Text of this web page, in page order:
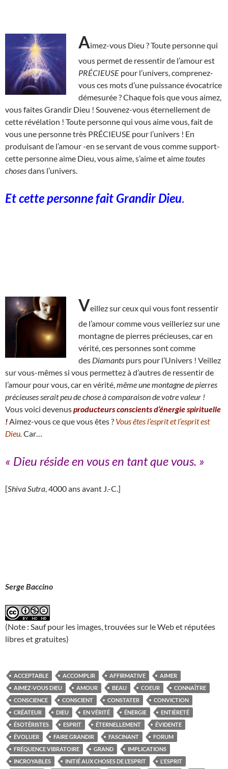
Aimez-vous Dieu ? Toute personne qui
vous permet de ressentir de l’amour est
PRÉCIEUSE pour l’univers, comprenez-
vous ces mots d’une puissance évocatrice
démesurée ? Chaque fois que vous aimez,
vous faites Grandir Dieu ! Souvenez-vous éternellement de
cette révélation ! Toute personne qui vous aime vous, fait de
vous une personne très PRÉCIEUSE pour l’univers ! En
produisant de l’amour -en se servant de vous comme support-
cette personne aime Dieu, vous aime, s’aime et aimetoutes
chosesdans l’univers.
Et cette personne fait Grandir Dieu.
Veillez sur ceux qui vous font ressentir
de l’amour comme vous veilleriez sur une
montagne de pierres précieuses, car en
vérité, ces personnes sont comme
des Diamants purs pour l’Univers ! Veillez
sur vous-mêmes si vous permettez à d’autres de ressentir de
l’amour pour vous, car en vérité, même une montagne de pierres
précieuses serait peu de chose à comparaison de votre valeur !
Vous voici devenusproducteurs conscients d’énergie spirituelle
! Aimez-vous ce que vous êtes ? Vous êtes l’esprit et l’esprit est
Dieu Car…
« Dieu réside en vous en tant que vous. »
[Shiva Sutra , 4000 ans avant J.-C.]
Serge Baccino
(Note : Sauf pour les images, trouvées sur le Web et réputées
libres et gratuites)
ACCEPTABLE ACCOMPLIR AFFIRMATIVE
AIMER
AIMEZ-VOUS DIEU
AMOUR BEAU COEUR
CONNAÎTRE
CONSCIENCE
CONSCIENT CONSTATER
CONVICTION
CRÉATEUR
DIEU EN VÉRITÉ ÉNERGIE
ENTIÈRETÉ
ÉSOTÉRISTES
ESPRIT ÉTERNELLEMENT
ÉVIDENTE
ÉVOLUER
FAIRE GRANDIR FASCINANT
FORUM
FRÉQUENCE VIBRATOIRE
GRAND
IMPLICATIONS
INCROYABLES
INITIÉ AUX CHOSES DE L’ESPRIT
L'ESPRIT